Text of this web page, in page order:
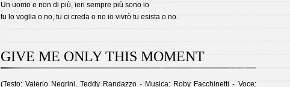
Un uomo e non di più, ieri sempre più sono io
tu lo voglia o no, tu ci creda o no io vivrò tu esista o no.
GIVE ME ONLY THIS MOMENT
(Testo: Valerio Negrini, Teddy Randazzo - Musica: Roby Facchinetti - Voce: